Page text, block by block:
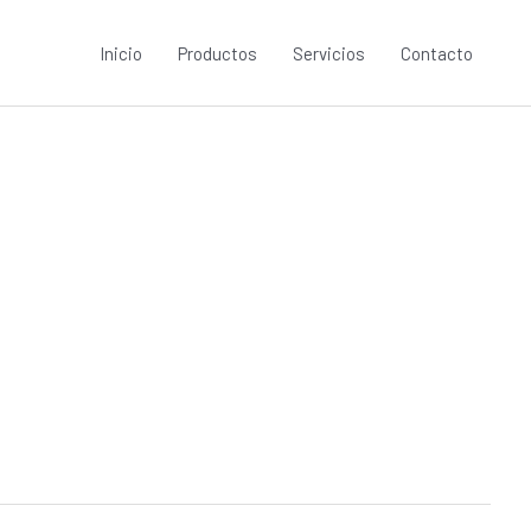
Inicio Productos Servicios Contacto